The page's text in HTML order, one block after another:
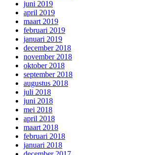
juni 2019
april 2019
maart 2019
februari 2019
januari 2019
december 2018
november 2018
oktober 2018
september 2018
augustus 2018
juli 2018
juni 2018
mei 2018
april 2018
maart 2018
februari 2018
januari 2018